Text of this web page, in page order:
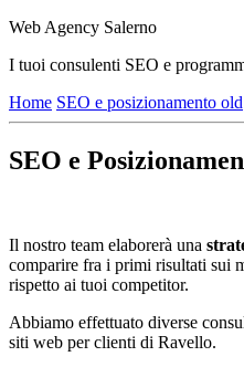
Web Agency Salerno
I tuoi consulenti SEO e
Home SEO e posizionamento old
SEO e
Il nostro team elaborerà una
comparire fra i primi risultati sui
rispetto ai tuoi competitor.
Abbiamo effettuato diverse
siti web per clienti di Ravello.